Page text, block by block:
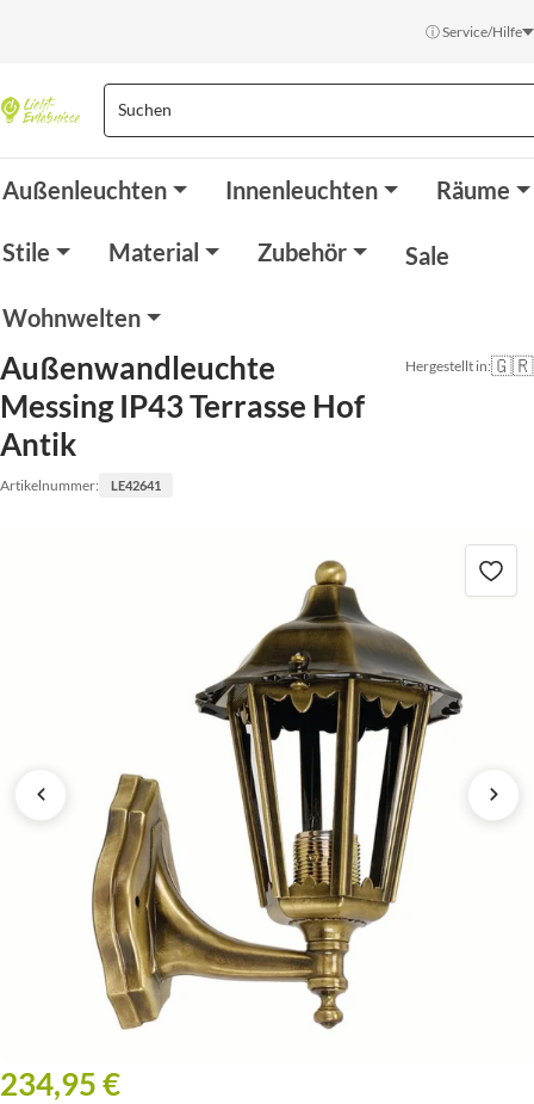
ⓘ Service/Hilfe
Außenleuchten Innenleuchten Räume
Stile Material Zubehör Sale
Wohnwelten
Außenwandleuchte
Messing IP43 Terrasse Hof
Antik
Artikelnummer: LE42641
Hergestellt in:🇬🇷
234,95 €